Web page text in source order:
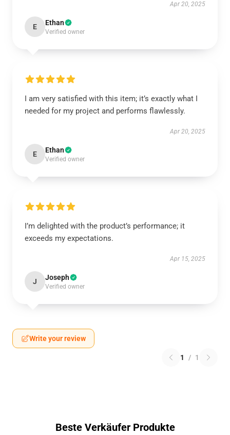
Apr 20, 2025
E Ethan
Verified owner
I am very satisfied with this item; it’s exactly what I
needed for my project and performs flawlessly.
Apr 20, 2025
E Ethan
Verified owner
I’m delighted with the product’s performance; it
exceeds my expectations.
Apr 15, 2025
J Joseph
Verified owner
Write your review
1 / 1
Beste Verkäufer Produkte